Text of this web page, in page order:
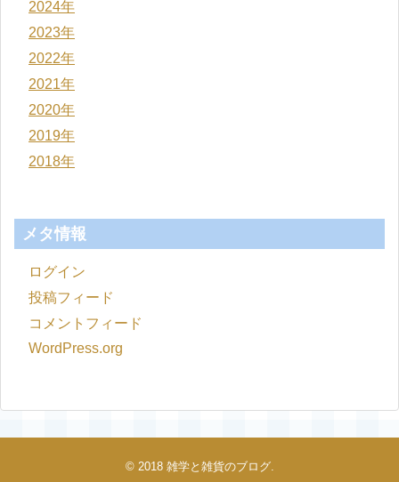
2024年
2023年
2022年
2021年
2020年
2019年
2018年
メタ情報
ログイン
投稿フィード
コメントフィード
WordPress.org
© 2018 雑学と雑貨のブログ.